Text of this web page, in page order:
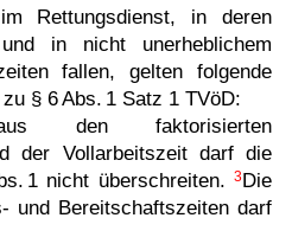
Rettungsdienst, in deren
in nicht unerheblichem
fallen, gelten folgende
§ 6 Abs. 1 Satz 1 TVöD:
den faktorisierten
der Vollarbeitszeit darf die
1 nicht überschreiten.3 Die
und Bereitschaftszeiten darf